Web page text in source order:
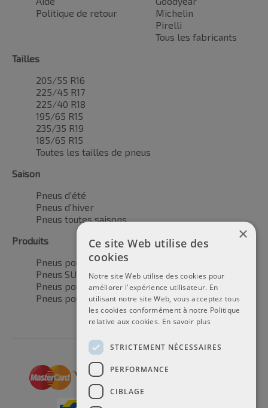
Politique de retour
Michelin
Pirelli
Tous les fabricants
Tailles
205/55 R16
225/45 R17
225/40 R18
195/65 R15
235/35 R19
185/65 R15
Toutes les tailles de pneus
Saison
Pneus d'été
Pneus d'hiver
Pneus toutes saisons
Produits
Pneus pour voitures
Pneus SUV / 4x4
Pneus pour camionnettes
Pneus pour motos
×
Ce site Web utilise des
cookies
Notre site Web utilise des cookies pour
améliorer l'expérience utilisateur. En
utilisant notre site Web, vous acceptez tous
les cookies conformément à notre Politique
relative aux cookies. En savoir plus
STRICTEMENT NÉCESSAIRES
PERFORMANCE
CIBLAGE